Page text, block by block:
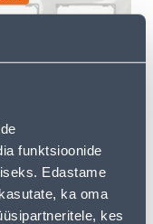
funktsioonide
Edastame
ka oma
kes
NE SCHNEIDER-
SEDNA DESIGN
/ tk